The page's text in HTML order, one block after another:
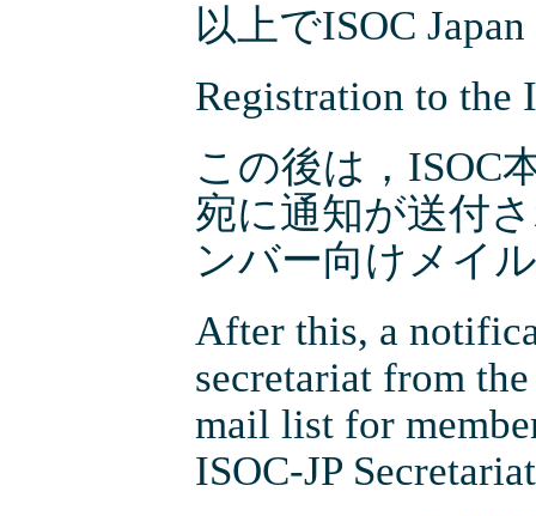
以上でISOC
Registration to the
この後は，ISOC
宛に通知が送付
ンバー向けメイ
After this, a
secretariat from
mail list for
ISOC-JP